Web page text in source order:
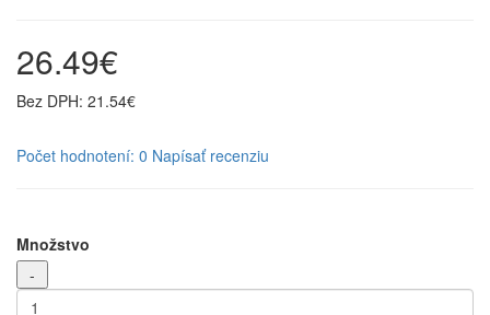
26.49€
Bez DPH: 21.54€
Počet hodnotení: 0 Napísať recenziu
Množstvo